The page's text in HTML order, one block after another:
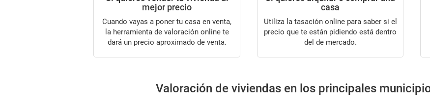
mejor precio
Cuando vayas a poner tu casa en venta,
la herramienta de valoración online te
dará un precio aproximado de venta.
casa
Utiliza la tasación online para saber si el
precio que te están pidiendo está dentro
del de mercado.
Valoración de viviendas en los principales